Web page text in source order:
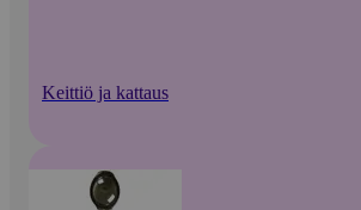
Keittiö ja kattaus